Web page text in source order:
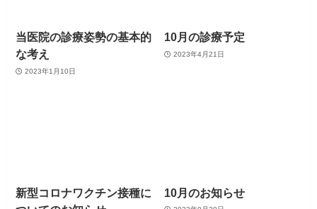
当医院の診療姿勢の基本的
な考え
2023年1月10日
10月の診療予定
2023年4月21日
新型コロナワクチン接種に
10月のお知らせ